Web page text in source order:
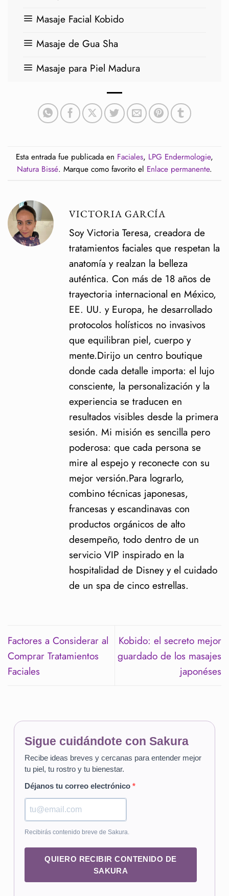
Masaje Facial Kobido
Masaje de Gua Sha
Masaje para Piel Madura
Esta entrada fue publicada en Faciales, LPG Endermologie,
Natura Bissé. Marque como favorito el Enlace permanente.
VICTORIA GARCÍA
Soy Victoria Teresa, creadora de
tratamientos faciales que respetan la
anatomía y realzan la belleza
auténtica. Con más de 18 años de
trayectoria internacional en México,
EE. UU. y Europa, he desarrollado
protocolos holísticos no invasivos
que equilibran piel, cuerpo y
mente.Dirijo un centro boutique
donde cada detalle importa: el lujo
consciente, la personalización y la
experiencia se traducen en
resultados visibles desde la primera
sesión. Mi misión es sencilla pero
poderosa: que cada persona se
mire al espejo y reconecte con su
mejor versión.Para lograrlo,
combino técnicas japonesas,
francesas y escandinavas con
productos orgánicos de alto
desempeño, todo dentro de un
servicio VIP inspirado en la
hospitalidad de Disney y el cuidado
de un spa de cinco estrellas.
Factores a Considerar al
Comprar Tratamientos
Faciales
Kobido: el secreto mejor
guardado de los masajes
japonéses
Sigue cuidándote con Sakura
Recibe ideas breves y cercanas para entender mejor
tu piel, tu rostro y tu bienestar.
Déjanos tu correo electrónico
Recibirás contenido breve de Sakura.
QUIERO RECIBIR CONTENIDO DE
SAKURA